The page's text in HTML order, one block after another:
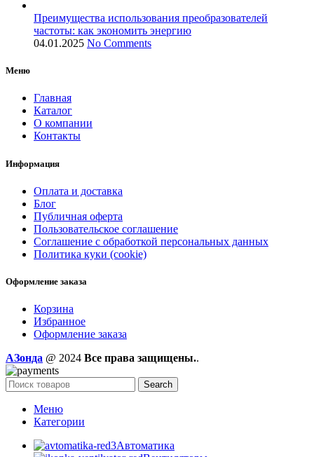
Преимущества использования преобразователей
частоты: как экономить энергию
04.01.2025 No Comments
Меню
Главная
Каталог
О компании
Контакты
Информация
Оплата и доставка
Блог
Публичная оферта
Пользовательское соглашение
Соглашение с обработкой персональных данных
Политика куки (cookie)
Оформление заказа
Корзина
Избранное
Оформление заказа
AЗонда @ 2024 Все права защищены..
Search
Меню
Категории
Автоматика